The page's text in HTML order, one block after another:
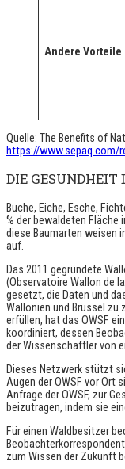
Andere Vorteile
Quelle: The Benefits of
https://www.sepaq.com/
DIE GESUNDHEIT
Buche, Eiche, Esche,
% der bewaldeten Fläche
diese Baumarten weisen
auf.
Das 2011 gegründete
(Observatoire Wallon de
gesetzt, die Daten und
Wallonien und Brüssel
erfüllen, hat das OWSF
koordiniert, dessen
der Wissenschaftler von
Dieses Netzwerk stützt
Augen der OWSF vor Ort
Anfrage der OWSF, zur
beizutragen, indem sie
Für einen Waldbesitzer
zum Wissen der Zukunft